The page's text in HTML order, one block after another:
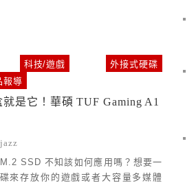
科技/遊戲
外接式硬碟
報導
是它！華碩 TUF Gaming A1
jazz
SSD 不知該如何應用嗎？想要一
來存放你的遊戲或者大容量多媒體